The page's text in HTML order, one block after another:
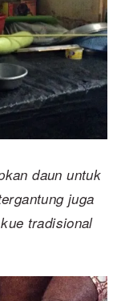
daun untuk
juga
tradisional